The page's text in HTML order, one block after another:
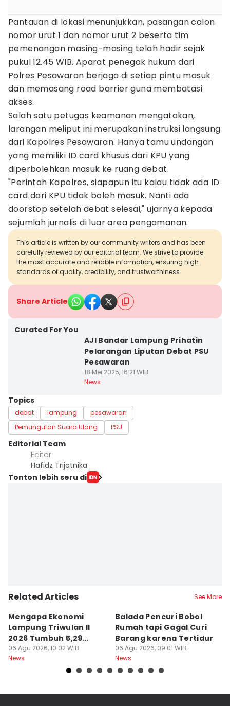
Pantauan di lokasi menunjukkan, pasangan calon
nomor urut 1 dan nomor urut 2 beserta tim
pemenangan masing-masing telah hadir sejak
pukul 12.45 WIB. Aparat penegak hukum dari
Polres Pesawaran berjaga di setiap pintu masuk
dan memasang road barrier guna membatasi
akses.
Salah satu petugas keamanan mengatakan,
larangan meliput ini merupakan instruksi langsung
dari Kapolres Pesawaran. Hanya tamu undangan
yang memiliki ID card khusus dari KPU yang
diperbolehkan masuk ke ruang debat.
"Perintah Kapolres, siapapun itu kalau tidak ada ID
card dari KPU tidak boleh masuk. Nanti ada
doorstop setelah debat selesai," ujarnya kepada
sejumlah jurnalis di luar area pengamanan.
This article is written by our community writers and has been
carefully reviewed by our editorial team. We strive to provide
the most accurate and reliable information, ensuring high
standards of quality, credibility, and trustworthiness.
Share Article
Curated For You
AJI Bandar Lampung Prihatin
Pelarangan Liputan Debat PSU
Pesawaran
18 Mei 2025, 16:21 WIB
News
Topics
debat lampung
pesawaran
Pemungutan Suara Ulang
PSU
Editorial Team
Editor
Hafidz Trijatnika
Tonton lebih seru di
Related Articles See More
Mengapa Ekonomi
Lampung Triwulan II
2026 Tumbuh 5,29
Persen?
06 Agu 2026, 10:02 WIB
News
Balada Pencuri Bobol
Rumah tapi Gagal Curi
Barang karena Tertidur
06 Agu 2026, 09:01 WIB
News